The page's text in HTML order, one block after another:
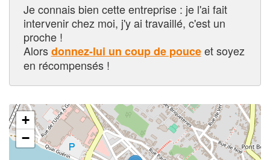
Je connais bien cette entreprise : je l'ai fait
intervenir chez moi, j'y ai travaillé, c'est un
proche !
Alorsdonnez-lui un coup de pouceet soyez
en récompensés !
+
−